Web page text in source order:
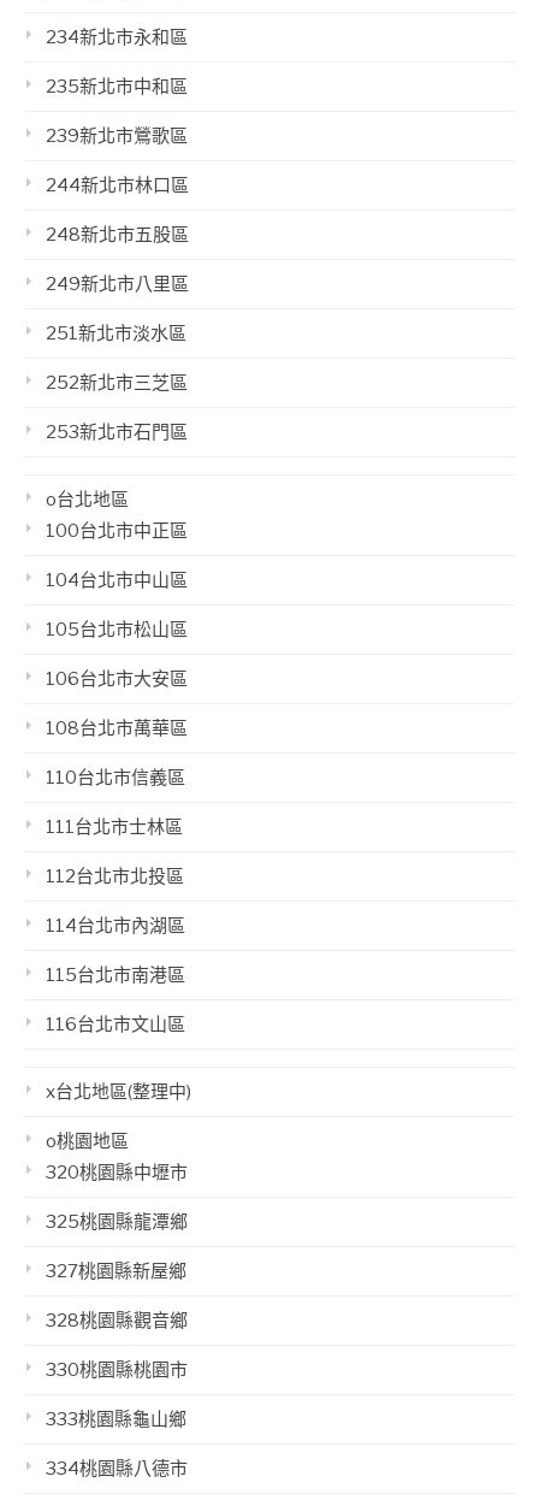
234新北市永和區
235新北市中和區
239新北市鶯歌區
244新北市林口區
248新北市五股區
249新北市八里區
251新北市淡水區
252新北市三芝區
253新北市石門區
o台北地區
100台北市中正區
104台北市中山區
105台北市松山區
106台北市大安區
108台北市萬華區
110台北市信義區
111台北市士林區
112台北市北投區
114台北市內湖區
115台北市南港區
116台北市文山區
x台北地區(整理中)
o桃園地區
320桃園縣中壢市
325桃園縣龍潭鄉
327桃園縣新屋鄉
328桃園縣觀音鄉
330桃園縣桃園市
333桃園縣龜山鄉
334桃園縣八德市